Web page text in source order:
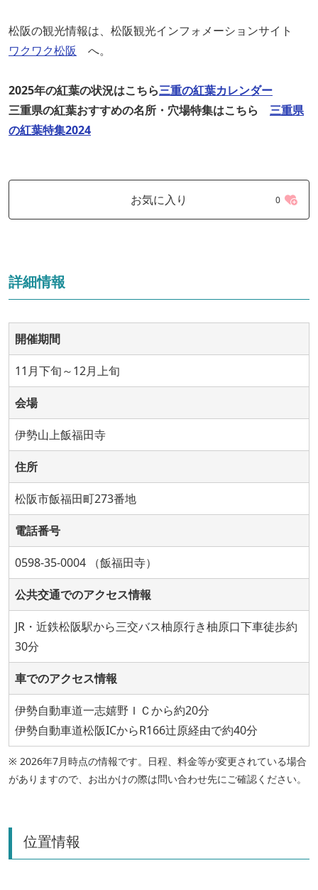
松阪の観光情報は、松阪観光インフォメーションサイト
ワクワク松阪 へ。
2025年の紅葉の状況はこちら三重の紅葉カレンダー
三重県の紅葉おすすめの名所・穴場特集はこちら 三重県
の紅葉特集2024
お気に入り 0
詳細情報
開催期間
11月下旬～12月上旬
会場
伊勢山上飯福田寺
住所
松阪市飯福田町273番地
電話番号
0598-35-0004 （飯福田寺）
公共交通でのアクセス情報
JR・近鉄松阪駅から三交バス柚原行き柚原口下車徒歩約
30分
車でのアクセス情報
伊勢自動車道一志嬉野ＩＣから約20分
伊勢自動車道松阪ICからR166辻原経由で約40分
※ 2026年7月時点の情報です。日程、料金等が変更されている場合
がありますので、お出かけの際は問い合わせ先にご確認ください。
位置情報